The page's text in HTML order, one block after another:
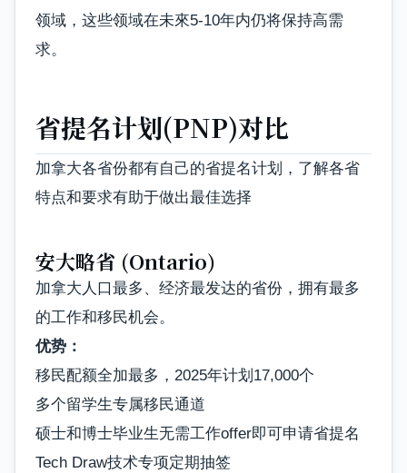
领域，这些领域在未來5-10年内仍将保持高需
求。
省提名计划(PNP)对比
加拿大各省份都有自己的省提名计划，了解各省
特点和要求有助于做出最佳选择
安大略省 (Ontario)
加拿大人口最多、经济最发达的省份，拥有最多
的工作和移民机会。
优势：
移民配额全加最多，2025年计划17,000个
多个留学生专属移民通道
硕士和博士毕业生无需工作offer即可申请省提名
Tech Draw技术专项定期抽签